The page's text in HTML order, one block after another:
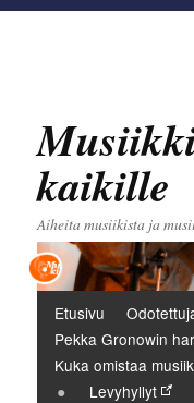
kaikille
Aiheita musiikista ja
Päävalikko
Etusivu
Pekka Gronowin
Kuka omistaa
Levyhyllyt